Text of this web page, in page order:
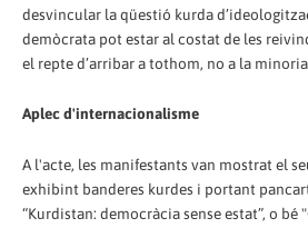
desvincular la qüestió kurda
demòcrata pot estar al costat de les
el repte d’arribar a tothom, no a la
Aplec d'internacionalisme
A l'acte, les manifestants van mostrat el
exhibint banderes kurdes i portant
“Kurdistan: democràcia sense estat”, o